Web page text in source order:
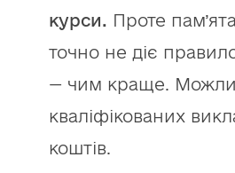
курси. Проте
точно не діє
— чим краще.
кваліфікованих
коштів.